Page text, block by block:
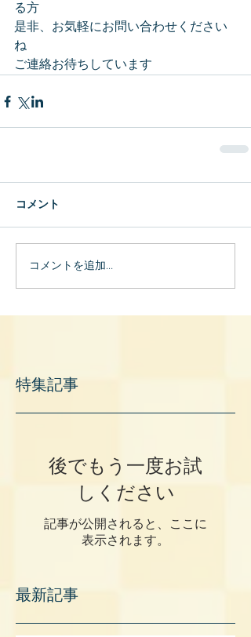
る方
是非、お気軽にお問い合わせください
ね
ご連絡お待ちしています
コメント
コメントを追加…
特集記事
後でもう一度お試
しください
記事が公開されると、ここに
表示されます。
最新記事